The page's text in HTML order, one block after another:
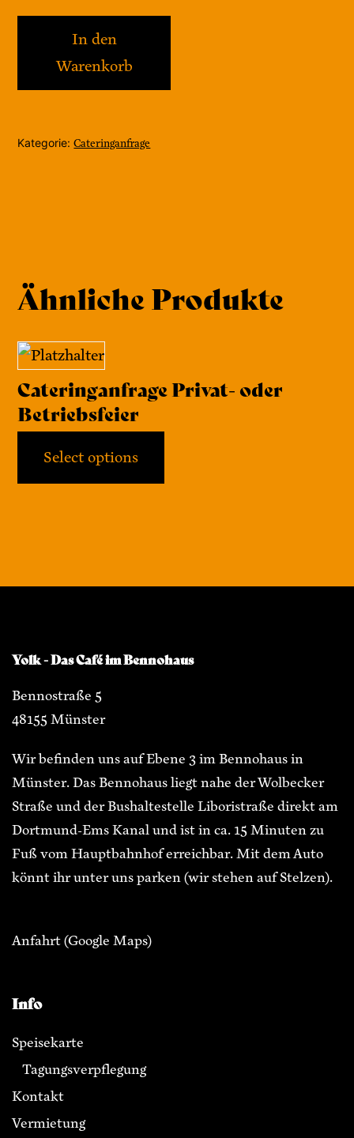
In den
Warenkorb
Kategorie:Cateringanfrage
Ähnliche Produkte
Cateringanfrage Privat- oder
Betriebsfeier
Select options
Yolk - Das Café im Bennohaus
Bennostraße 5
48155 Münster
Wir befinden uns auf Ebene 3 im Bennohaus in
Münster. Das Bennohaus liegt nahe der Wolbecker
Straße und der Bushaltestelle Liboristraße direkt am
Dortmund-Ems Kanal und ist in ca. 15 Minuten zu
Fuß vom Hauptbahnhof erreichbar. Mit dem Auto
könnt ihr unter uns parken (wir stehen auf Stelzen).
Anfahrt(Google Maps)
Info
Speisekarte
Tagungsverpflegung
Kontakt
Vermietung